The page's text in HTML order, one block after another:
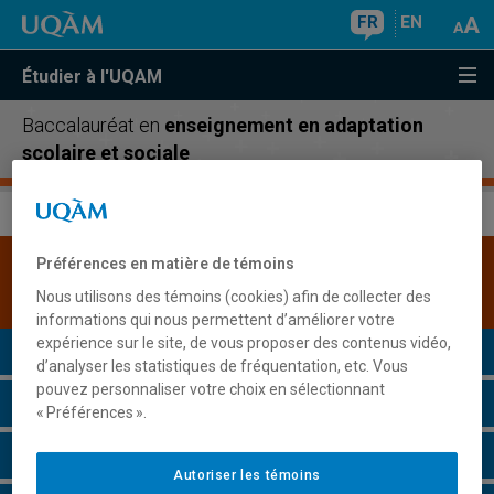
FR EN
Étudier à l'UQAM
Baccalauréat en enseignement en adaptation
scolaire et sociale
Une version plus récente de ce programme est
disponible.Cliquez ici pour la consulter.
Présentation du programme
Conditions d'admission
Cours à suivre et horaires
Préférences en matière de témoins
Nous utilisons des témoins (cookies) afin de collecter des
informations qui nous permettent d’améliorer votre
expérience sur le site, de vous proposer des contenus vidéo,
d’analyser les statistiques de fréquentation, etc. Vous
pouvez personnaliser votre choix en sélectionnant
« Préférences ».
Autoriser les témoins